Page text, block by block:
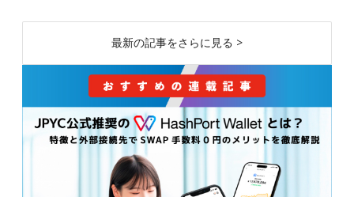
最新の記事をさらに見る >